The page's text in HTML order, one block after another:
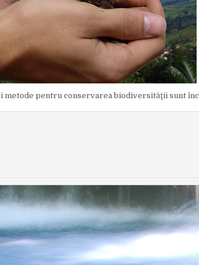
pentru conservarea biodiversităţii sunt